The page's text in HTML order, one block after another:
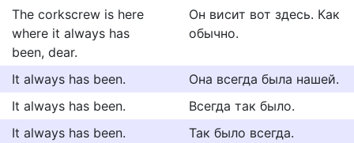
The corkscrew is here
where it always has
been, dear.
Он висит вот здесь. Как
обычно.
It always has been.
Она всегда была нашей.
It always has been.
Всегда так было.
It always has been.
Так было всегда.